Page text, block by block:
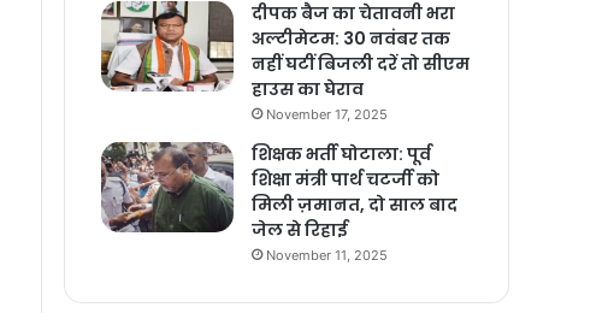
दीपक बैज का चेतावनी भरा
अल्टीमेटम: 30 नवंबर तक
नहीं घटीं बिजली दरें तो सीएम
हाउस का घेराव
November 17, 2025
शिक्षक भर्ती घोटाला: पूर्व
शिक्षा मंत्री पार्थ चटर्जी को
मिली ज़मानत, दो साल बाद
जेल से रिहाई
November 11, 2025